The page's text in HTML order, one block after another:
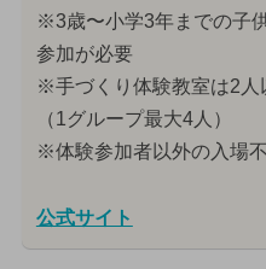
※3歳〜小学3年までの子
参加が必要
※手づくり体験教室は2人
（1グループ最大4人）
※体験参加者以外の入場
公式サイト